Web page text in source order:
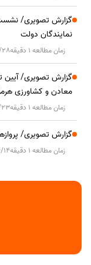
گزارش تصویری/
نمایندگان دولت
زمان مطالعه 1 دقیقه 28
گزارش تصویری/ آیین
معادن و کشاورزی
زمان مطالعه 1 دقیقه 23
گزارش تصویری/
زمان مطالعه 1 دقیقه 14